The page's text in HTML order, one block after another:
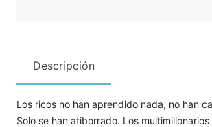
Descripción
Los ricos no han aprendido nada, no han
Solo se han atiborrado. Los